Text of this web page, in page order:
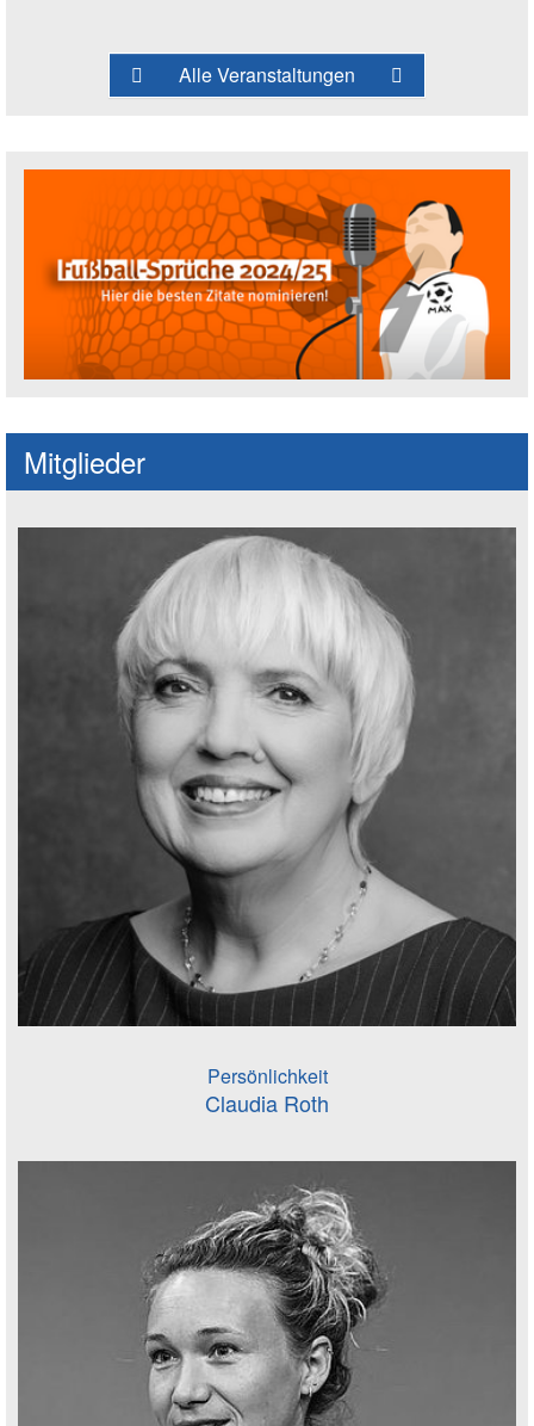
Alle Veranstaltungen
Fußballspruch des Jahres: Spruch
Mitglieder
Persönlichkeit
Claudia Roth